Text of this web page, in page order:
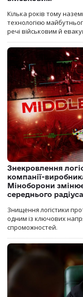
Кілька років тому
технологією
речі військовим й
Знекровлення
компанії-
Міноборони
середнього радіуса
Знищення логістики
одним із ключових
спроможностей.